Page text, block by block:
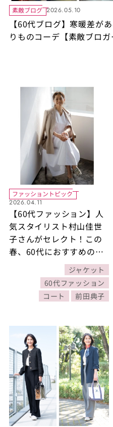
素敵ブログ 2026.05.10
【60代ブログ】寒暖差が
りものコーデ【素敵ブロガ
ファッショントピック
2026.04.11
【60代ファッション】人
気スタイリスト村山佳世
子さんがセレクト！この
春、60代におすすめの軽
アウター2選【モデル前田
典子さん】
ジャケット
60代ファッション
コート
前田典子